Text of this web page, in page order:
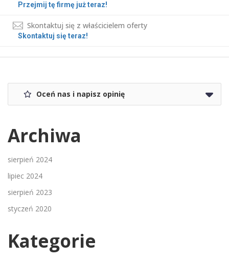
Przejmij tę firmę już teraz!
Skontaktuj się z właścicielem oferty
Skontaktuj się teraz!
Oceń nas i napisz opinię
Archiwa
sierpień 2024
lipiec 2024
sierpień 2023
styczeń 2020
Kategorie